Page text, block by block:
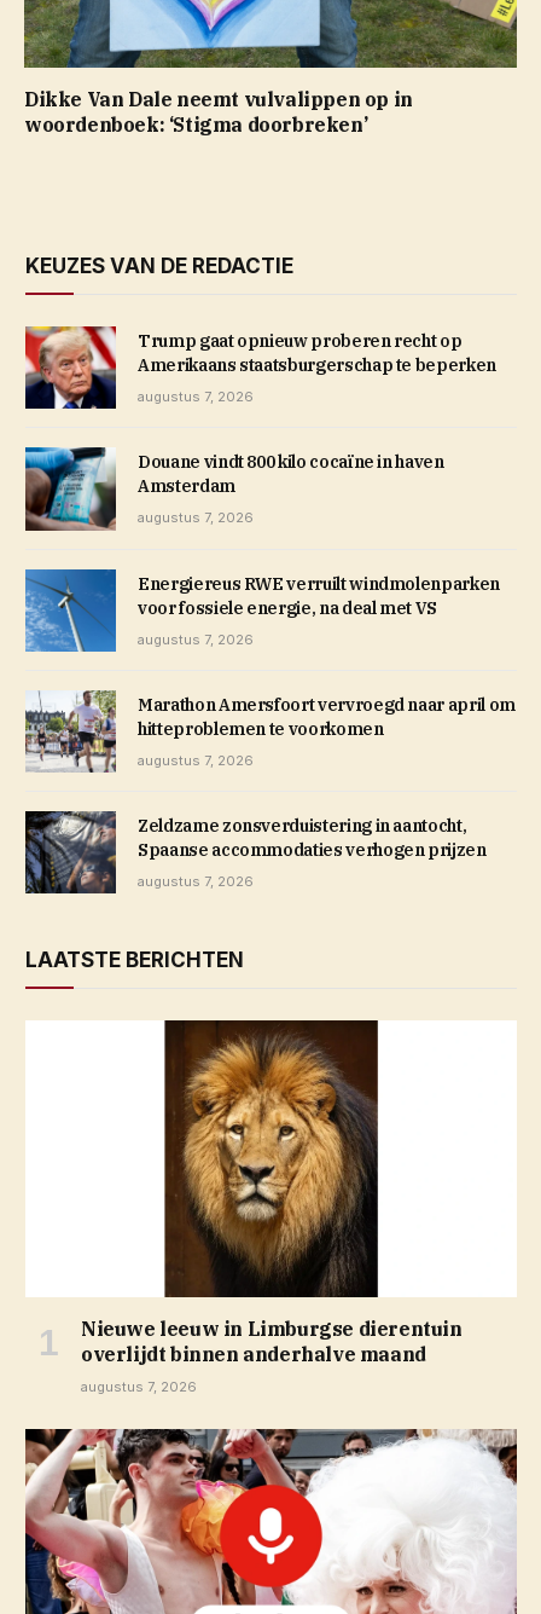
Dikke Van Dale neemt vulvalippen op in
woordenboek: ‘Stigma doorbreken’
KEUZES VAN DE REDACTIE
Trump gaat opnieuw proberen recht op
Amerikaans staatsburgerschap te beperken
augustus 7, 2026
Douane vindt 800 kilo cocaïne in haven
Amsterdam
augustus 7, 2026
Energiereus RWE verruilt windmolenparken
voor fossiele energie, na deal met VS
augustus 7, 2026
Marathon Amersfoort vervroegd naar april om
hitteproblemen te voorkomen
augustus 7, 2026
Zeldzame zonsverduistering in aantocht,
Spaanse accommodaties verhogen prijzen
augustus 7, 2026
LAATSTE BERICHTEN
Nieuwe leeuw in Limburgse dierentuin
overlijdt binnen anderhalve maand
augustus 7, 2026